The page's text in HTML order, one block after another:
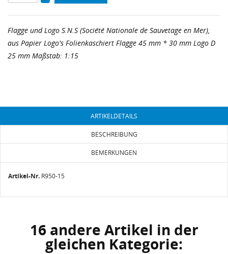
Flagge und Logo S.N.S (Société Nationale de Sauvetage en Mer),
aus Papier Logo's Folienkaschiert Flagge 45 mm * 30 mm Logo D
25 mm Maßstab: 1:15
ARTIKELDETAILS
BESCHREIBUNG
BEMERKUNGEN
Artikel-Nr. R950-15
16 andere Artikel in der
gleichen Kategorie: